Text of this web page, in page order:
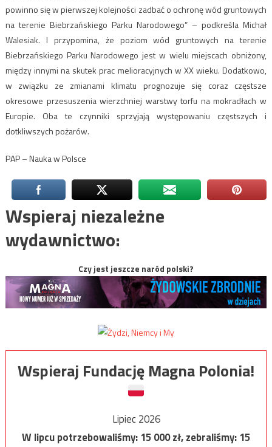
powinno się w pierwszej kolejności zadbać o ochronę wód gruntowych
na terenie Biebrzańskiego Parku Narodowego” – podkreśla Michał
Walesiak. I przypomina, że poziom wód gruntowych na terenie
Biebrzańskiego Parku Narodowego jest w wielu miejscach obniżony,
między innymi na skutek prac melioracyjnych w XX wieku. Dodatkowo,
w związku ze zmianami klimatu prognozuje się coraz częstsze
okresowe przesuszenia wierzchniej warstwy torfu na mokradłach w
Europie. Oba te czynniki sprzyjają występowaniu częstszych i
dotkliwszych pożarów.
PAP – Nauka w Polsce
Wspieraj niezależne
wydawnictwo:
Czy jest jeszcze naród polski?
Wspieraj Fundację Magna Polonia!
Lipiec 2026
W lipcu potrzebowaliśmy:15 000zł, zebraliśmy:15